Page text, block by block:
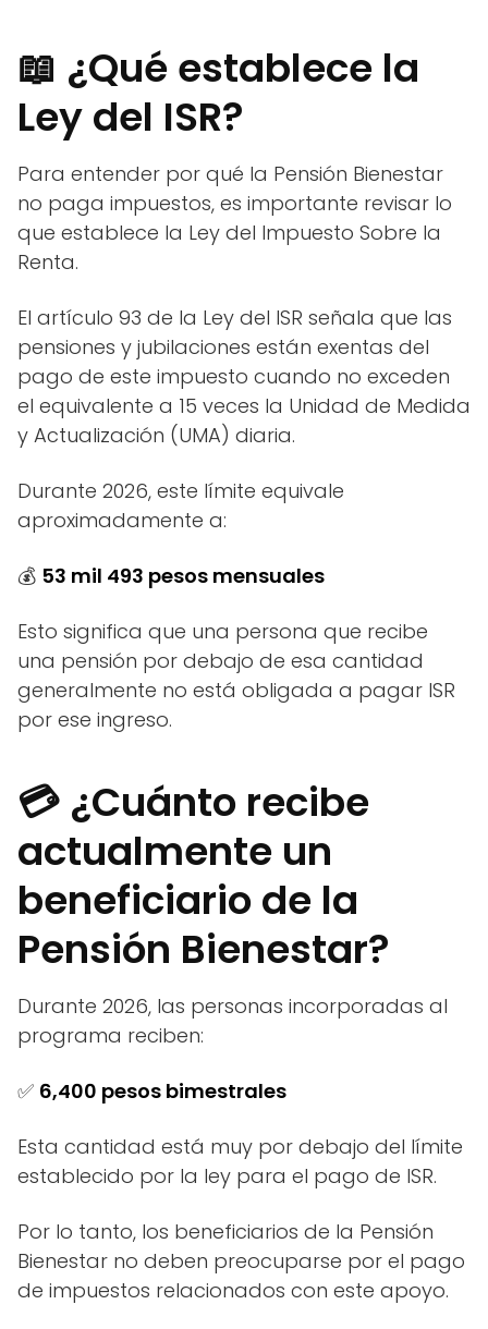
📖 ¿Qué establece la
Ley del ISR?
Para entender por qué la Pensión Bienestar
no paga impuestos, es importante revisar lo
que establece la Ley del Impuesto Sobre la
Renta.
El artículo 93 de la Ley del ISR señala que las
pensiones y jubilaciones están exentas del
pago de este impuesto cuando no exceden
el equivalente a 15 veces la Unidad de Medida
y Actualización (UMA) diaria.
Durante 2026, este límite equivale
aproximadamente a:
💰 53 mil 493 pesos mensuales
Esto significa que una persona que recibe
una pensión por debajo de esa cantidad
generalmente no está obligada a pagar ISR
por ese ingreso.
💳 ¿Cuánto recibe
actualmente un
beneficiario de la
Pensión Bienestar?
Durante 2026, las personas incorporadas al
programa reciben:
✅ 6,400 pesos bimestrales
Esta cantidad está muy por debajo del límite
establecido por la ley para el pago de ISR.
Por lo tanto, los beneficiarios de la Pensión
Bienestar no deben preocuparse por el pago
de impuestos relacionados con este apoyo.